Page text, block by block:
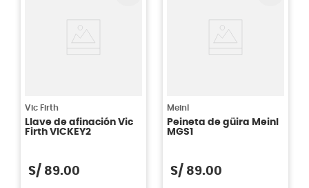
Vic Firth
Llave de afinación Vic
Firth VICKEY2
S/ 89.00
Meinl
Peineta de güira Meinl
MGS1
S/ 89.00